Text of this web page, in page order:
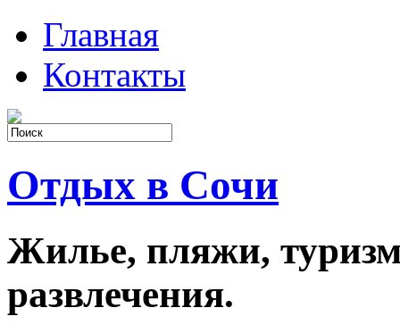
Главная
Контакты
Отдых в Сочи
Жилье, пляжи,
развлечения.